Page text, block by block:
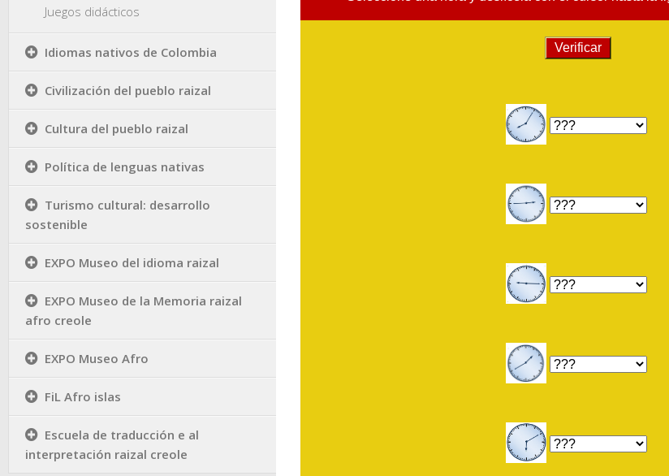
Juegos didácticos
Idiomas nativos de Colombia
Civilización del pueblo raizal
Cultura del pueblo raizal
Política de lenguas nativas
Turismo cultural: desarrollo
sostenible
EXPO Museo del idioma raizal
EXPO Museo de la Memoria raizal
afro creole
EXPO Museo Afro
FiL Afro islas
Escuela de traducción e al
interpretación raizal creole